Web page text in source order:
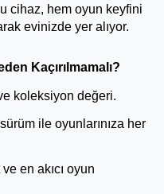
cihaz, hem oyun keyfini
evinizde yer alıyor.
Kaçırılmamalı?
koleksiyon değeri.
ile oyunlarınıza her
en akıcı oyun